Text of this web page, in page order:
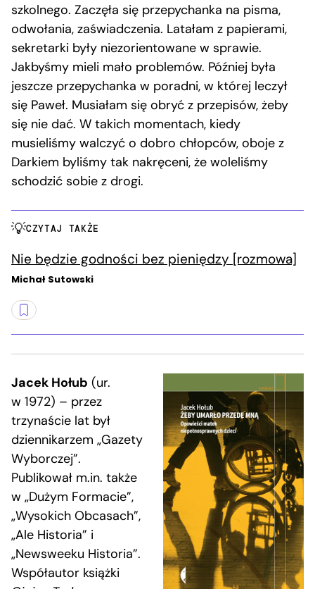
szkolnego. Zaczęła się przepychanka na pisma,
odwołania, zaświadczenia. Latałam z papierami,
sekretarki były niezorientowane w sprawie.
Jakbyśmy mieli mało problemów. Później była
jeszcze przepychanka w poradni, w której leczył
się Paweł. Musiałam się obryć z przepisów, żeby
się nie dać. W takich momentach, kiedy
musieliśmy walczyć o dobro chłopców, oboje z
Darkiem byliśmy tak nakręceni, że woleliśmy
schodzić sobie z drogi.
CZYTAJ TAKŻE
Nie będzie godności bez pieniędzy [rozmowa]
Michał Sutowski
Jacek Hołub (ur.
w 1972) – przez
trzynaście lat był
dziennikarzem „Gazety
Wyborczej”.
Publikował m.in. także
w „Dużym Formacie”,
„Wysokich Obcasach”,
„Ale Historia” i
„Newsweeku Historia”.
Współautor książki